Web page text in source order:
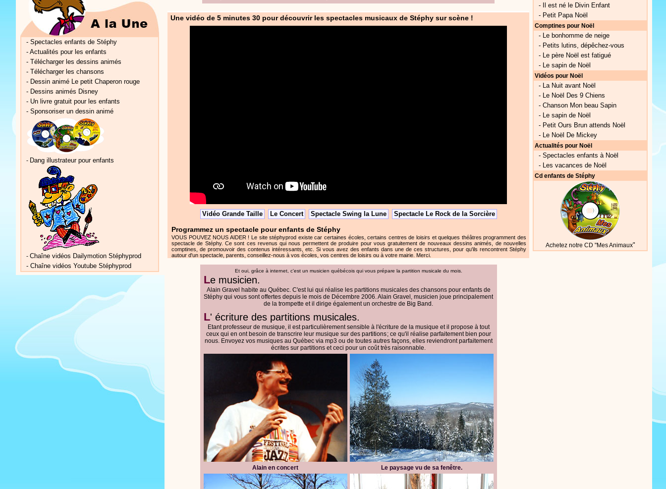
- Spectacles enfants de Stéphy
- Actualités pour les enfants
- Télécharger les dessins animés
- Télécharger les chansons
- Dessin animé Le petit Chaperon rouge
- Dessins animés Disney
- Un livre gratuit pour les enfants
- Sponsoriser un dessin animé
- Dang illustrateur pour enfants
- Chaîne vidéos Dailymotion Stéphyprod
- Chaîne vidéos Youtube Stéphyprod
-
Il est né le Divin Enfant
- Petit Papa Noël
Comptines pour Noël
- Le bonhomme de neige
- Petits lutins, dépêchez-vous
- Le père Noël est fatigué
- Le sapin de Noël
Vidéos pour Noël
- La Nuit avant Noël
- Le Noël Des 9 Chiens
- Chanson Mon beau Sapin
- Le sapin de Noël
- Petit Ours Brun attends Noël
- Le Noël De Mickey
Actualités pour Noël
- Spectacles enfants à Noël
- Les vacances de Noël
Cd enfants de Stéphy
Achetez notre CD "Mes Animaux"
Une vidéo de 5 minutes 30 pour découvrir les spectacles musicaux de Stéphy sur scène !
Vidéo Grande Taille Le Concert Spectacle Swing la Lune Spectacle Le Rock de la Sorcière
Programmez un spectacle pour enfants de Stéphy
VOUS POUVEZ NOUS AIDER ! Le site stéphyprod existe car certaines écoles, certains centres de loisirs et quelques théâtres programment des
spectacle de Stéphy. Ce sont ces revenus qui nous permettent de produire pour vous gratuitement de nouveaux dessins animés, de nouvelles
comptines, de promouvoir des contenus intéressants, etc. Si vous avez des enfants dans une de ces structures, pour qu'ils rencontrent Stéphy
autour d'un spectacle, parents, conseillez-nous à vos écoles, vos centres de loisirs ou à votre mairie. Merci.
Et oui, grâce à internet, c'est un musicien québécois qui vous prépare la partition musicale du mois.
Le musicien.
Alain Gravel habite au Québec. C'est lui qui réalise les partitions musicales des chansons pour enfants de
Stéphy qui vous sont offertes depuis le mois de Décembre 2006. Alain Gravel, musicien joue principalement
de la trompette et il dirige également un orchestre de Big Band.
L' écriture des partitions musicales.
Etant professeur de musique, il est particulièrement sensible à l'écriture de la musique et il propose à tout
ceux qui en ont besoin de transcrire leur musique sur des partitions; ce qu'il réalise parfaitement bien pour
nous. Envoyez vos musiques au Québec via mp3 ou de toutes autres façons, elles reviendront parfaitement
écrites sur partitions et ceci pour un coût très raisonnable.
Alain en concert Le paysage vu de sa fenêtre.